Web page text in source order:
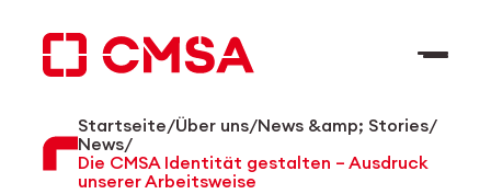
Inhalt
springen
Suchen DE
Startseite/Über uns/News &amp; Stories/
News/
Die CMSA Identität gestalten – Ausdruck
unserer Arbeitsweise